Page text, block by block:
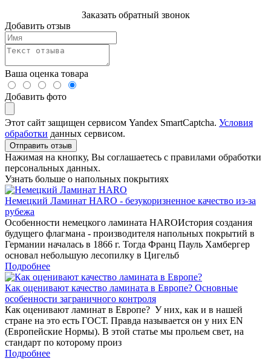
Заказать обратный звонок
Добавить отзыв
Ваша оценка товара
Добавить фото
Этот сайт защищен сервисом Yandex SmartCaptcha. Условия
обработки данных сервисом.
Отправить отзыв
Нажимая на кнопку, Вы соглашаетесь с правилами обработки
персональных данных.
Узнать больше о напольных покрытиях
Немецкий Ламинат HARO - безукоризненное качество из-за
рубежа
Особенности немецкого ламината HAROИстория создания
будущего флагмана - производителя напольных покрытий в
Германии началась в 1866 г. Тогда Франц Пауль Хамбергер
основал небольшую лесопилку в Цигельб
Подробнее
Как оценивают качество ламината в Европе? Основные
особенности заграничного контроля
Как оценивают ламинат в Европе? У них, как и в нашей
стране на это есть ГОСТ. Правда называется он у них EN
(Европейские Нормы). В этой статье мы прольем свет, на
стандарт по которому произ
Подробнее